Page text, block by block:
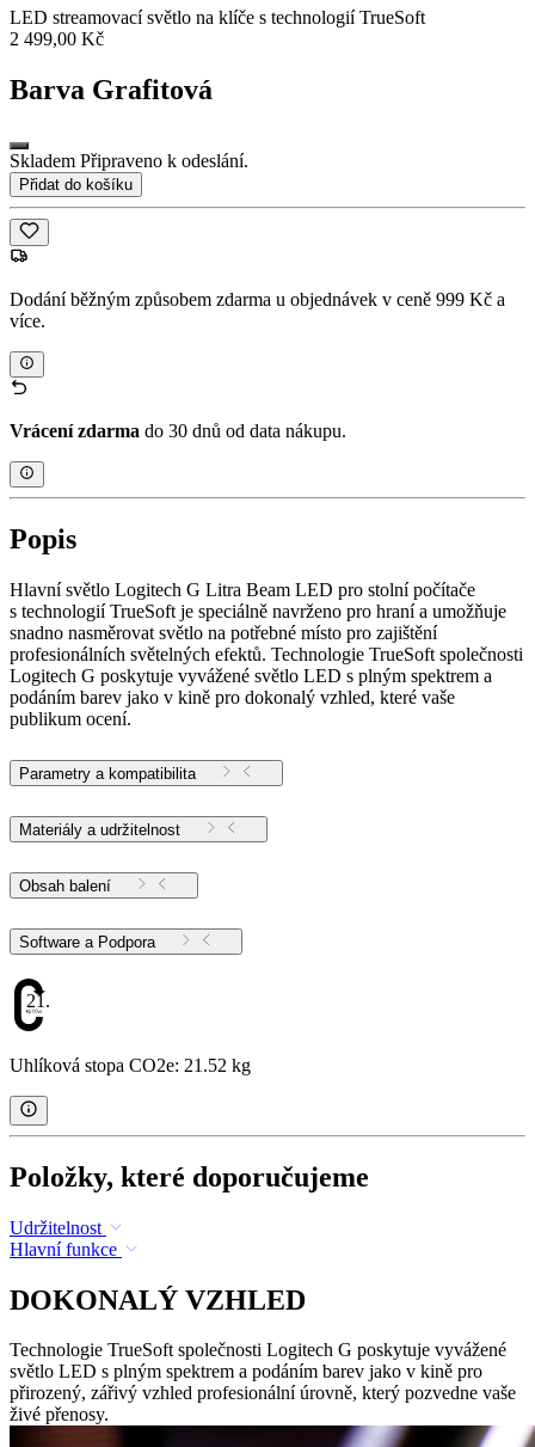
LED streamovací světlo na klíče s technologií TrueSoft
2 499,00 Kč
Barva Grafitová
Skladem Připraveno k odeslání.
Přidat do košíku
Dodání běžným způsobem zdarma u objednávek v ceně 999 Kč a
více.
Vrácení zdarma do 30 dnů od data nákupu.
Popis
Hlavní světlo Logitech G Litra Beam LED pro stolní počítače
s technologií TrueSoft je speciálně navrženo pro hraní a umožňuje
snadno nasměrovat světlo na potřebné místo pro zajištění
profesionálních světelných efektů. Technologie TrueSoft společnosti
Logitech G poskytuje vyvážené světlo LED s plným spektrem a
podáním barev jako v kině pro dokonalý vzhled, které vaše
publikum ocení.
Parametry a kompatibilita
Materiály a udržitelnost
Obsah balení
Software a Podpora
21.52
Uhlíková stopa CO2e: 21.52 kg
Položky, které doporučujeme
Udržitelnost
Hlavní funkce
DOKONALÝ VZHLED
Technologie TrueSoft společnosti Logitech G poskytuje vyvážené
světlo LED s plným spektrem a podáním barev jako v kině pro
přirozený, zářivý vzhled profesionální úrovně, který pozvedne vaše
živé přenosy.